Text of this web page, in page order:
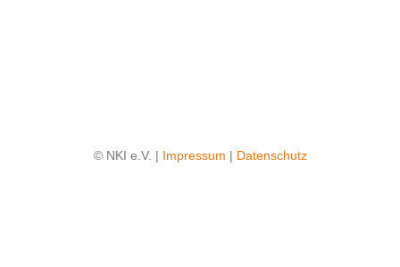
© NKI e.V. | Impressum | Datenschutz